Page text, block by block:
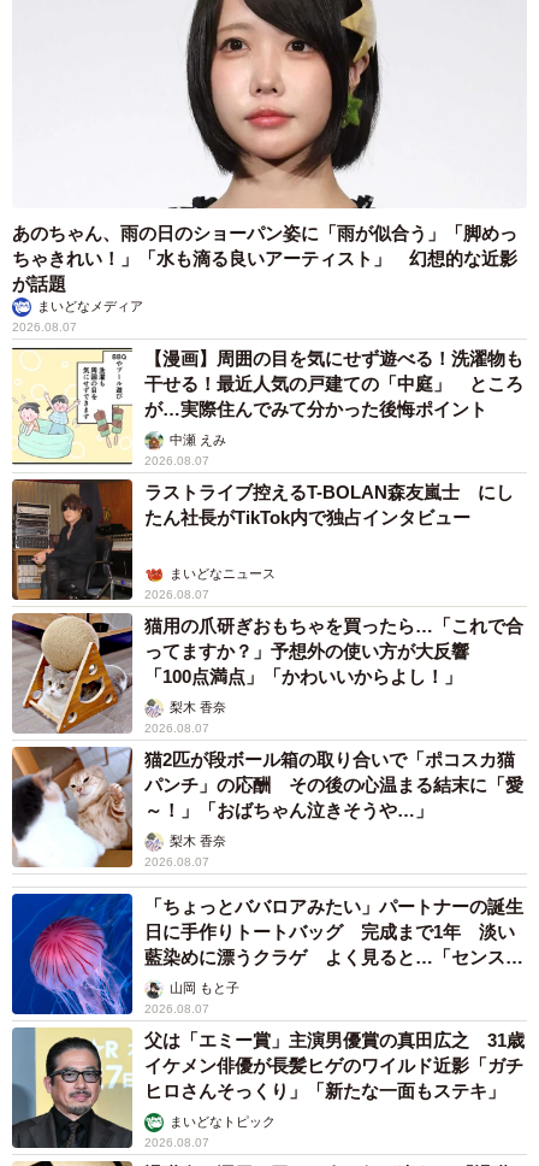
あのちゃん、雨の日のショーパン姿に「雨が似合う」「脚めっ
ちゃきれい！」「水も滴る良いアーティスト」 幻想的な近影
が話題
まいどなメディア
2026.08.07
【漫画】周囲の目を気にせず遊べる！洗濯物も
干せる！最近人気の戸建ての「中庭」 ところ
が…実際住んでみて分かった後悔ポイント
中瀬 えみ
2026.08.07
ラストライブ控えるT-BOLAN森友嵐士 にし
たん社長がTikTok内で独占インタビュー
まいどなニュース
2026.08.07
猫用の爪研ぎおもちゃを買ったら…「これで合
ってますか？」予想外の使い方が大反響
「100点満点」「かわいいからよし！」
梨木 香奈
2026.08.07
猫2匹が段ボール箱の取り合いで「ポコスカ猫
パンチ」の応酬 その後の心温まる結末に「愛
～！」「おばちゃん泣きそうや…」
梨木 香奈
2026.08.07
「ちょっとババロアみたい」パートナーの誕生
日に手作りトートバッグ 完成まで1年 淡い
藍染めに漂うクラゲ よく見ると…「センスす
ごい」山岡 もと子
2026.08.07
父は「エミー賞」主演男優賞の真田広之 31歳
イケメン俳優が長髪ヒゲのワイルド近影「ガチ
ヒロさんそっくり」「新たな一面もステキ」
まいどなトピック
2026.08.07